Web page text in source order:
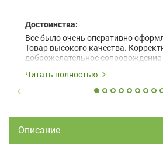
Достоинства:
Все было очень оперативно
Товар высокого качества.
доброжелательное сопровождение
Читать полностью
Описание